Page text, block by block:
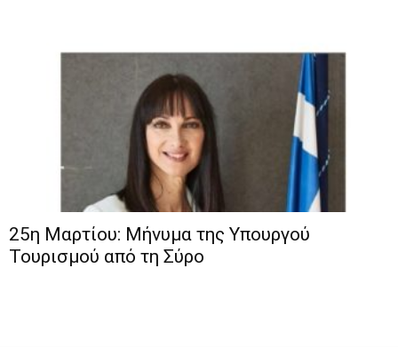
25η Μαρτίου: Μήνυμα της Υπουργού
Τουρισμού από τη Σύρο